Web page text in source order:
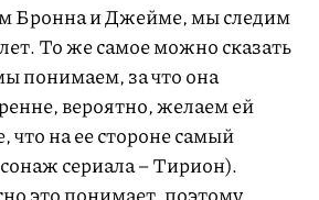
Бронна и Джейме, мы следим
То же самое можно сказать
понимаем, за что она
вероятно, желаем ей
что на ее стороне самый
сериала – Тирион).
это понимает, поэтому